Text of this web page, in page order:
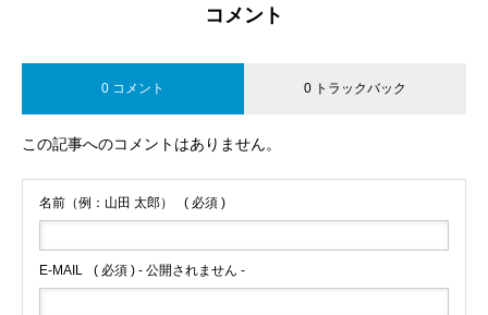
コメント
0 コメント 0 トラックバック
この記事へのコメントはありません。
名前（例：山田 太郎） ( 必須 )
E-MAIL ( 必須 ) - 公開されません -